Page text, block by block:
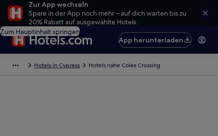
Zur App wechseln
Spare in der App noch mehr – auf dich warten bis zu
20% Rabatt auf ausgewählte Hotels.
Zum Hauptinhalt springen
App herunterladen
Hotels in Cypress Hotels nahe Coles Crossing